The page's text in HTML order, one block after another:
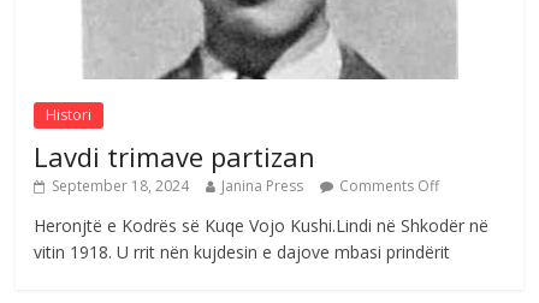
Postim me vlera nga artistja e mirëfilltë
Mimoza Gjoni
August 6, 2026 Comments Off
Histori
Lavdi trimave partizan
September 18, 2024 Janina Press Comments Off
Heronjtë e Kodrës së Kuqe Vojo Kushi.Lindi në Shkodër në
vitin 1918. U rrit nën kujdesin e dajove mbasi prindërit